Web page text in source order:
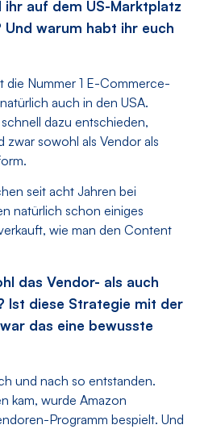
ihr auf dem US-Marktplatz
warum habt ihr euch
die Nummer 1 E-Commerce-
auch in den USA.
dazu entschieden,
zwar sowohl als Vendor als
seit acht Jahren bei
natürlich schon einiges
wie man den Content
das Vendor- als auch
Ist diese Strategie mit der
das eine bewusste
und nach so entstanden.
kam, wurde Amazon
Programm bespielt. Und